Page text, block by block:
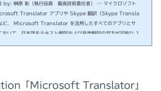
by: 榊原 彰（執行役員 最高技術責任者） ― マイクロソフト
Translator アプリや Skype 翻訳（Skype Transla
ど、 Microsoft Translator を活用したすべてのアプリとサ
おいて、日本語をテキスト翻訳および音声翻訳の双方が可能な 1
「Microsoft Translator」